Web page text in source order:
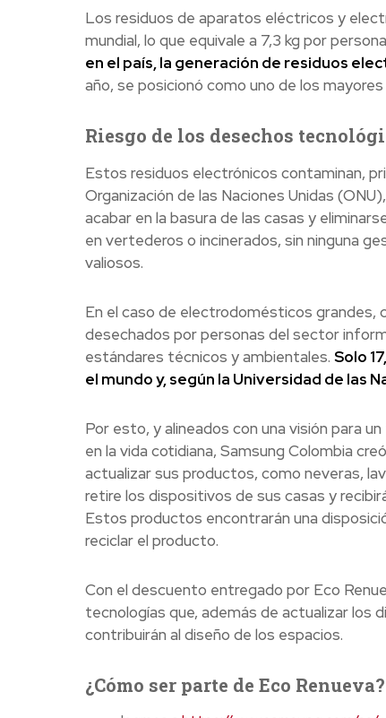
Los residuos de aparatos eléctricos y
mundial, lo que equivale a 7,3 kg por
en el país, la generación de residuos
año, se posicionó como uno de los
Riesgo de los desechos
Estos residuos electrónicos contaminan,
Organización de las Naciones Unidas
acabar en la basura de las casas y
en vertederos o incinerados, sin ninguna
valiosos.
En el caso de electrodomésticos grandes,
desechados por personas del sector
estándares técnicos y ambientales. Solo
el mundo y, según la Universidad de las
Por esto, y alineados con una visión para
en la vida cotidiana, Samsung Colombia
actualizar sus productos, como neveras,
retire los dispositivos de sus casas y
Estos productos encontrarán una
reciclar el producto.
Con el descuento entregado por Eco
tecnologías que, además de actualizar los
contribuirán al diseño de los espacios.
¿Cómo ser parte de Eco Renueva?